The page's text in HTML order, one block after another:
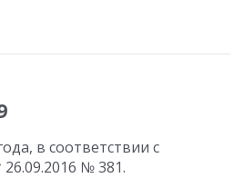
в соответствии с
№ 381.